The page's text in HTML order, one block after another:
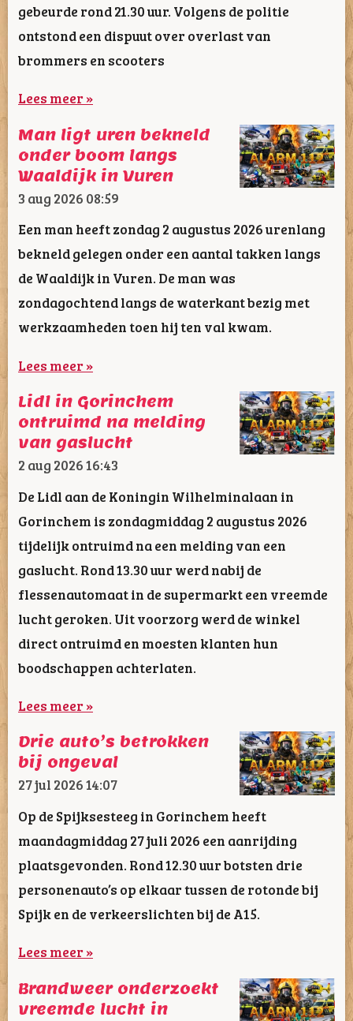
gebeurde rond 21.30 uur. Volgens de politie
ontstond een dispuut over overlast van
brommers en scooters
Lees meer »
Man ligt uren bekneld
onder boom langs
Waaldijk in Vuren
3 aug 2026 08:59
Een man heeft zondag 2 augustus 2026 urenlang
bekneld gelegen onder een aantal takken langs
de Waaldijk in Vuren. De man was
zondagochtend langs de waterkant bezig met
werkzaamheden toen hij ten val kwam.
Lees meer »
Lidl in Gorinchem
ontruimd na melding
van gaslucht
2 aug 202616:43
De Lidl aan de Koningin Wilhelminalaan in
Gorinchem is zondagmiddag 2 augustus 2026
tijdelijk ontruimd na een melding van een
gaslucht. Rond 13.30 uur werd nabij de
flessenautomaat in de supermarkt een vreemde
lucht geroken. Uit voorzorg werd de winkel
direct ontruimd en moesten klanten hun
boodschappen achterlaten.
Lees meer »
Drie auto’s betrokken
bij ongeval
27 jul 202614:07
Op de Spijksesteeg in Gorinchem heeft
maandagmiddag 27 juli 2026 een aanrijding
plaatsgevonden. Rond 12.30 uur botsten drie
personenauto’s op elkaar tussen de rotonde bij
Spijk en de verkeerslichten bij de A15.
Lees meer »
Brandweer onderzoekt
vreemde lucht in